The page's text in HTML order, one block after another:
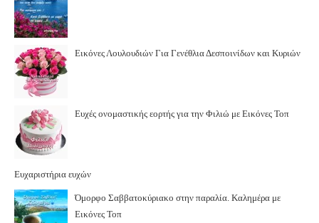
Εικόνες Λουλουδιών Για Γενέθλια Δεσποινίδων και Κυριών
Ευχές ονομαστικής εορτής για την Φιλιώ με Εικόνες Τοπ
Ευχαριστήρια ευχών
Όμορφο Σαββατοκύριακο στην παραλία. Καλημέρα με
Εικόνες Τοπ